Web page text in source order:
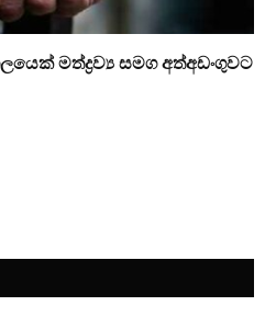
මත්ද්‍රව්‍ය සමග අත්අඩංගුවට